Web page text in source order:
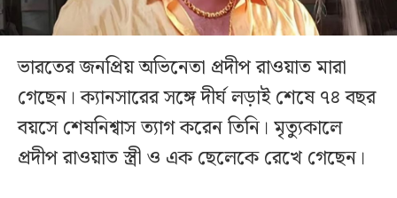
ভারতের জনপ্রিয় অভিনেতা প্রদীপ রাওয়াত মারা
গেছেন। ক্যানসারের সঙ্গে দীর্ঘ লড়াই শেষে ৭৪ বছর
বয়সে শেষনিশ্বাস ত্যাগ করেন তিনি। মৃত্যুকালে
প্রদীপ রাওয়াত স্ত্রী ও এক ছেলেকে রেখে গেছেন।